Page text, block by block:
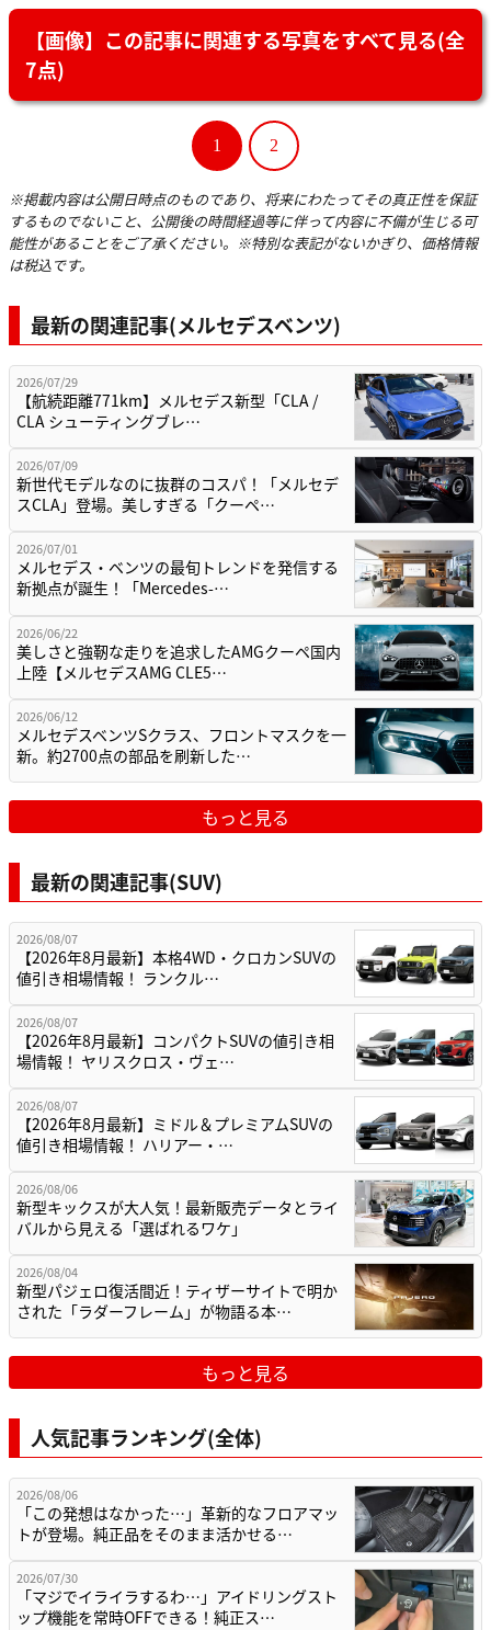
【画像】この記事に関連する写真をすべて見る(全
7点)
1 2
※掲載内容は公開日時点のものであり、将来にわたってその真正性を保証
するものでないこと、公開後の時間経過等に伴って内容に不備が生じる可
能性があることをご了承ください。※特別な表記がないかぎり、価格情報
は税込です。
最新の関連記事(メルセデスベンツ)
2026/07/29
【航続距離771km】メルセデス新型「CLA /
CLA シューティングブレ…
2026/07/09
新世代モデルなのに抜群のコスパ！「メルセデ
スCLA」登場。美しすぎる「クーペ…
2026/07/01
メルセデス・ベンツの最旬トレンドを発信する
新拠点が誕生！「Mercedes-…
2026/06/22
美しさと強靭な走りを追求したAMGクーペ国内
上陸【メルセデスAMG CLE5…
2026/06/12
メルセデスベンツSクラス、フロントマスクを一
新。約2700点の部品を刷新した…
もっと見る
最新の関連記事(SUV)
2026/08/07
【2026年8月最新】本格4WD・クロカンSUVの
値引き相場情報！ ランクル…
2026/08/07
【2026年8月最新】コンパクトSUVの値引き相
場情報！ ヤリスクロス・ヴェ…
2026/08/07
【2026年8月最新】ミドル＆プレミアムSUVの
値引き相場情報！ ハリアー・…
2026/08/06
新型キックスが大人気！最新販売データとライ
バルから見える「選ばれるワケ」
2026/08/04
新型パジェロ復活間近！ティザーサイトで明か
された「ラダーフレーム」が物語る本…
もっと見る
人気記事ランキング(全体)
2026/08/06
「この発想はなかった…」革新的なフロアマッ
トが登場。純正品をそのまま活かせる…
2026/07/30
「マジでイライラするわ…」アイドリングスト
ップ機能を常時OFFできる！純正ス…